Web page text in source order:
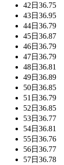
42日 36.75
43日 36.95
44日 36.79
45日 36.87
46日 36.79
47日 36.79
48日 36.81
49日 36.89
50日 36.85
51日 36.79
52日 36.85
53日 36.77
54日 36.81
55日 36.76
56日 36.77
57日 36.78